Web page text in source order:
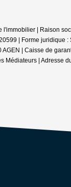
| Raison
| Forme juridique
| Caisse de
Médiateurs | Adresse